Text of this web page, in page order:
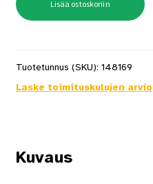
Lisää ostoskoriin
Tuotetunnus (SKU): 148169
Laske toimituskulujen arvio
Kuvaus